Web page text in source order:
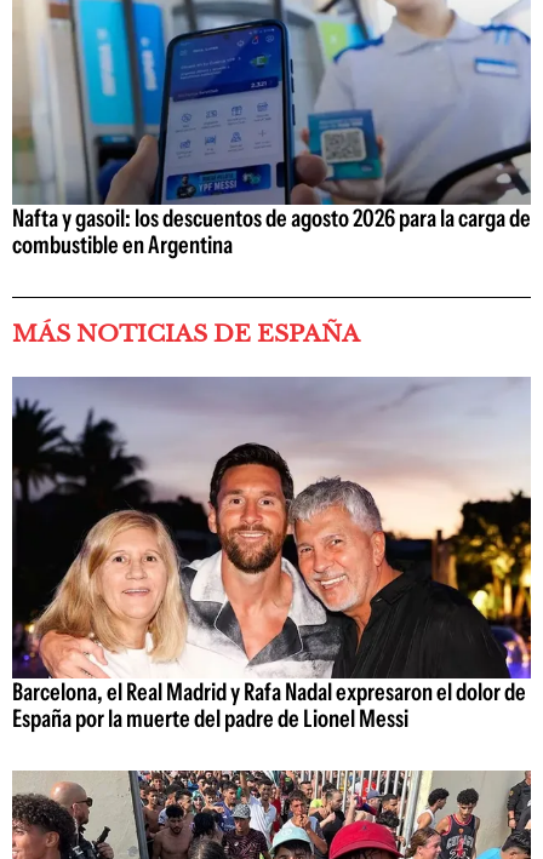
Nafta y gasoil: los descuentos de agosto 2026 para la carga de
combustible en Argentina
MÁS NOTICIAS DE ESPAÑA
Barcelona, el Real Madrid y Rafa Nadal expresaron el dolor de
España por la muerte del padre de Lionel Messi